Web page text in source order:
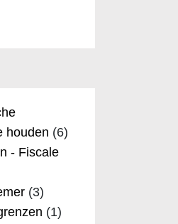
houden (6)
- Fiscale
(3)
(1)